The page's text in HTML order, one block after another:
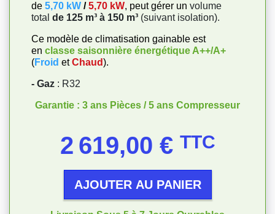
de 5,70 kW /5,70 kW, peut gérer un volume
total de 125 m³ à 150 m³ (suivant isolation).
Ce modèle de climatisation gainable est
en classe saisonnière énergétique A++/A+
(Froid et Chaud).
- Gaz : R32
Garantie : 3 ans Pièces / 5 ans Compresseur
2 619,00 € TTC
AJOUTER AU PANIER